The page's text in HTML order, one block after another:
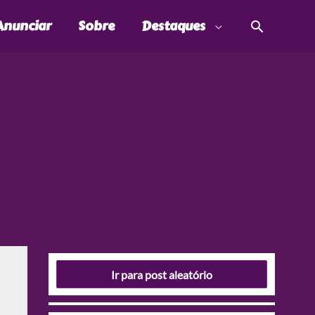
Sobre Destaques
Ir para post aleatório